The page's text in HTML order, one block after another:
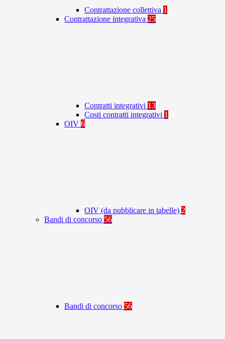
Contrattazione collettiva 1
Contrattazione integrativa 25
Contratti integrativi 13
Costi contratti integrativi 1
OIV 6
OIV (da pubblicare in tabelle) 2
Bandi di concorso 56
Bandi di concorso 56